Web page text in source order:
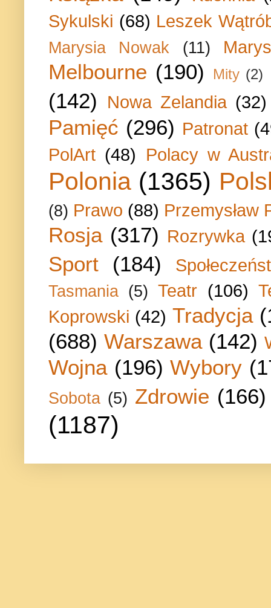
Sykulski (68) Leszek
Marysia Nowak (11)
Melbourne (190) Mity (2)
(142) Nowa Zelandia (32)
Pamięć (296) Patronat
PolArt (48) Polacy w
Polonia (1365)
(8) Prawo (88) Przemysław
Rosja (317) Rozrywka
Sport (184)
Tasmania (5) Teatr (106)
Koprowski (42) Tradycja
(688) Warszawa (142)
Wojna (196) Wybory
Sobota (5) Zdrowie (166)
(1187)